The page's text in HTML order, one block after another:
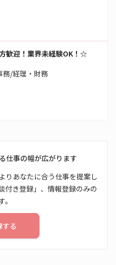
歓迎！業界未経験OK！☆
務/経理・財務
仕事の幅が広がります
りあなたに合う仕事を提案し
付き登録」、情報登録のみの
する